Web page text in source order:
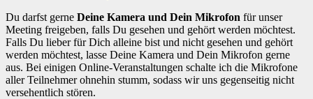
Du darfst gerne Deine Kamera und Dein Mikrofon für unser
Meeting freigeben, falls Du gesehen und gehört werden möchtest.
Falls Du lieber für Dich alleine bist und nicht gesehen und gehört
werden möchtest, lasse Deine Kamera und Dein Mikrofon gerne
aus. Bei einigen Online-Veranstaltungen schalte ich die Mikrofone
aller Teilnehmer ohnehin stumm, sodass wir uns gegenseitig nicht
versehentlich stören.